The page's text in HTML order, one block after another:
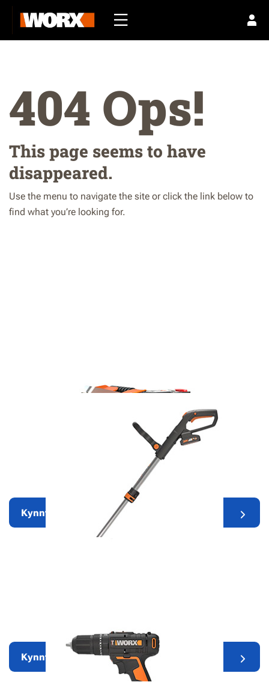
404 Ops!
This page seems to have
disappeared.
Use the menu to navigate the site or click the link below to
find what you’re looking for.
Robotic Lawn Mowers
Kynntu þér nánar
Kynntu þér nánar